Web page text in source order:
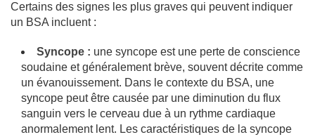
Certains des signes les plus graves qui peuvent indiquer
un BSA incluent :
Syncope : une syncope est une perte de conscience
soudaine et généralement brève, souvent décrite comme
un évanouissement. Dans le contexte du BSA, une
syncope peut être causée par une diminution du flux
sanguin vers le cerveau due à un rythme cardiaque
anormalement lent. Les caractéristiques de la syncope